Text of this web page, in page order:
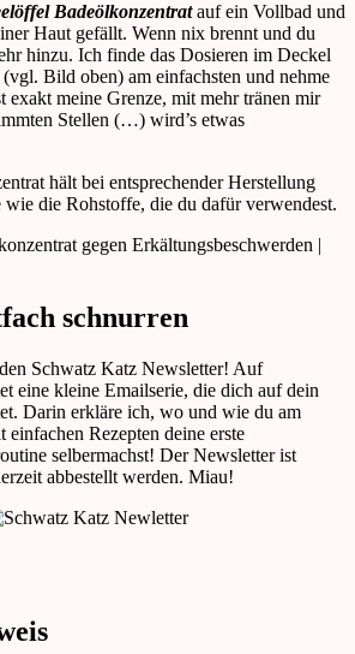
Badeölkonzentratauf ein Vollbad und
Haut gefällt. Wenn nix brennt und du
hinzu. Ich finde das Dosieren im Deckel
Bild oben) am einfachsten und nehme
exakt meine Grenze, mit mehr tränen mir
Stellen (…) wird’s etwas
hält bei entsprechender Herstellung
die Rohstoffe, die du dafür verwendest.
schnurren
Schwatz Katz Newsletter! Auf
eine kleine Emailserie, die dich auf dein
Darin erkläre ich, wo und wie du am
einfachen Rezepten deine erste
selbermachst! Der Newsletter ist
abbestellt werden. Miau!